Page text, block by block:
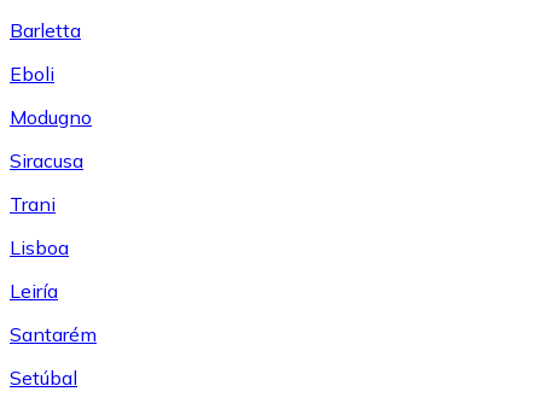
Barletta
Eboli
Modugno
Siracusa
Trani
Lisboa
Leiría
Santarém
Setúbal